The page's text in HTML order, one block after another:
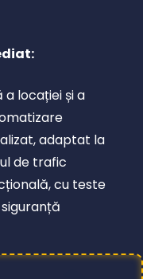
locației și a
adaptat la
de trafic
cu teste